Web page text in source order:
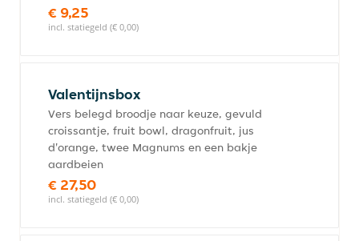
€ 9,25
incl. statiegeld (€ 0,00)
Valentijnsbox
Vers belegd broodje naar keuze, gevuld
croissantje, fruit bowl, dragonfruit, jus
d'orange, twee Magnums en een bakje
aardbeien
€ 27,50
incl. statiegeld (€ 0,00)